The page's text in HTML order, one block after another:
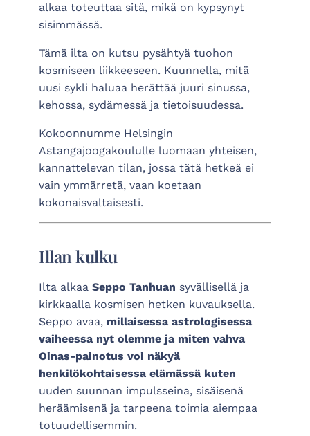
alkaa toteuttaa sitä, mikä on kypsynyt
sisimmässä.
Tämä ilta on kutsu pysähtyä tuohon
kosmiseen liikkeeseen. Kuunnella, mitä
uusi sykli haluaa herättää juuri sinussa,
kehossa, sydämessä ja tietoisuudessa.
Kokoonnumme Helsingin
Astangajoogakoululle luomaan yhteisen,
kannattelevan tilan, jossa tätä hetkeä ei
vain ymmärretä, vaan koetaan
kokonaisvaltaisesti.
Illan kulku
Ilta alkaa Seppo Tanhuan syvällisellä ja
kirkkaalla kosmisen hetken kuvauksella.
Seppo avaa, millaisessa astrologisessa
vaiheessa nyt olemme ja miten vahva
Oinas-painotus voi näkyä
henkilökohtaisessa elämässä kuten
uuden suunnan impulsseina, sisäisenä
heräämisenä ja tarpeena toimia aiempaa
totuudellisemmin.